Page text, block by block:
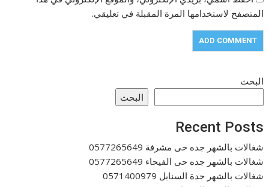
المتصفح لاستخدامها المرة المقبلة في تعليقي.
البحث
البحث
Recent Posts
شغالات بالشهر جده حى مشرفة 0577265649
شغالات بالشهر جده حى الفيحاء 0577265649
شغالات بالشهر جدة السنابل 0571400979